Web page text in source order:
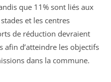
que 11% sont liés aux
et les centres
de réduction devraient
afin d’atteindre les objectifs
dans la commune.